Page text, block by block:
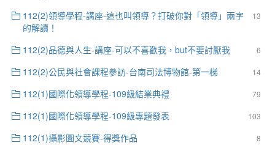
13
112(2)領導學程-講座-這也叫領導？打破你對「領導」兩字
的解讀！
6
112(2)品德與人生-講座-可以不喜歡我，but不要討厭我
14
112(2)公民與社會課程參訪-台南司法博物館-第一梯
79
112(1)國際化領導學程-109級結業典禮
103
112(1)國際化領導學程-109級專題發表
8
112(1)攝影圖文競賽-得獎作品